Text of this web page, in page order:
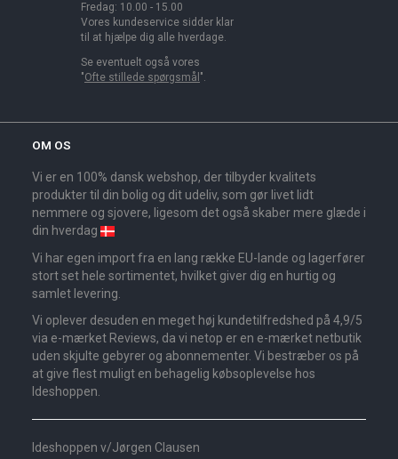
Fredag: 10.00 - 15.00
Vores kundeservice sidder klar
til at hjælpe dig alle hverdage.
Se eventuelt også vores
"Ofte stillede spørgsmål ".
OM OS
Vi er en 100% dansk webshop, der tilbyder kvalitets
produkter til din bolig og dit udeliv, som gør livet lidt
nemmere og sjovere, ligesom det også skaber mere glæde i
din hverdag
Vi har egen import fra en lang række EU-lande og lagerfører
stort set hele sortimentet, hvilket giver dig en hurtig og
samlet levering.
Vi oplever desuden en meget høj kundetilfredshed på 4,9/5
via e-mærket Reviews, da vi netop er en e-mærket netbutik
uden skjulte gebyrer og abonnementer. Vi bestræber os på
at give flest muligt en behagelig købsoplevelse hos
Ideshoppen.
Ideshoppen v/Jørgen Clausen